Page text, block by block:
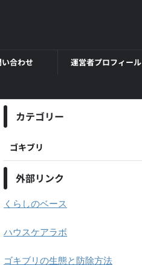
合わせ 運営者プロフィール
カテゴリー
ゴキブリ
外部リンク
くらしのベース
ハウスケアラボ
ゴキブリの生態と防除方法